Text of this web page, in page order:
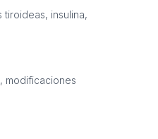
insulina,
modificaciones